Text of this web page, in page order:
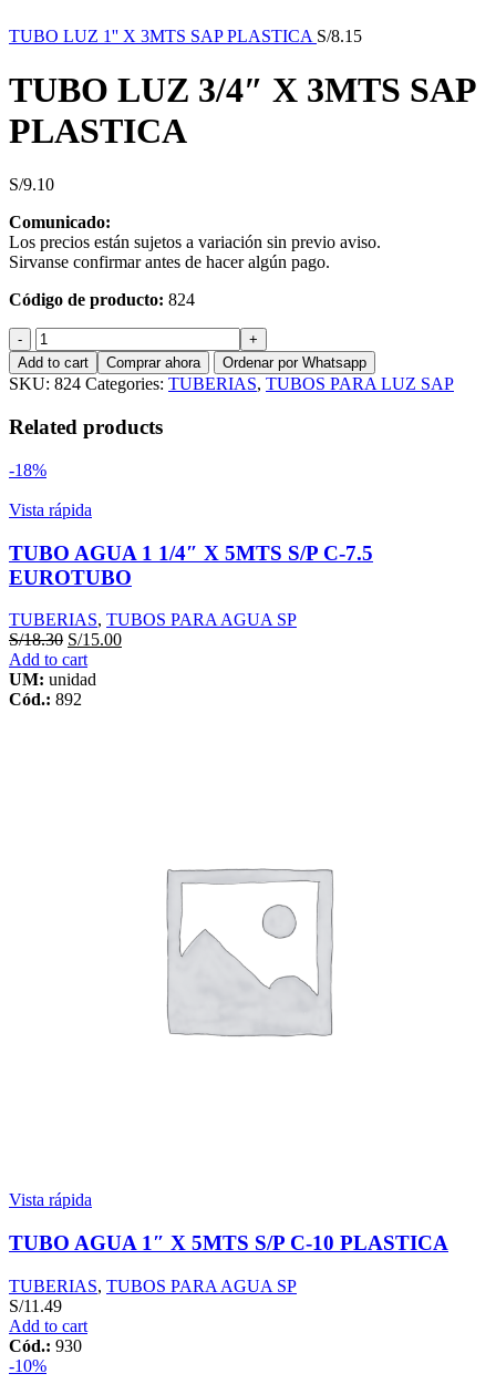
TUBO LUZ 1'' X 3MTS SAP PLASTICA S/8.15
TUBO LUZ 3/4″ X 3MTS SAP
PLASTICA
S/9.10
Comunicado:
Los precios están sujetos a variación sin previo aviso.
Sirvanse confirmar antes de hacer algún pago.
Código de producto: 824
TUBO
LUZ
3/4"
X
3MTS
SAP
quantity
Add to cart Comprar ahora Ordenar por Whatsapp
SKU: 824 Categories: TUBERIAS, TUBOS PARA LUZ SAP
Related products
-18%
Vista rápida
TUBO AGUA 1 1/4″ X 5MTS S/P C-7.5
EUROTUBO
TUBERIAS, TUBOS PARA AGUA SP
S/18.30 S/15.00
Add to cart
UM: unidad
Cód.: 892
Vista rápida
TUBO AGUA 1″ X 5MTS S/P C-10 PLASTICA
TUBERIAS, TUBOS PARA AGUA SP
S/11.49
Add to cart
Cód.: 930
-10%